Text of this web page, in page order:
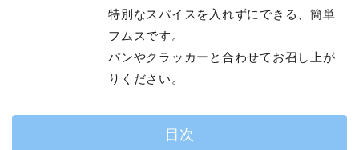
特別なスパイスを入れずにできる、簡単
フムスです。
パンやクラッカーと合わせてお召し上が
りください。
目次